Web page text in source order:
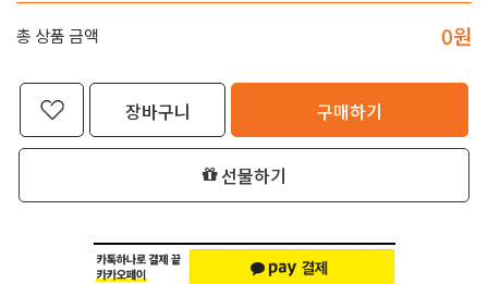
총 상품 금액 0원
장바구니 구매하기
선물하기